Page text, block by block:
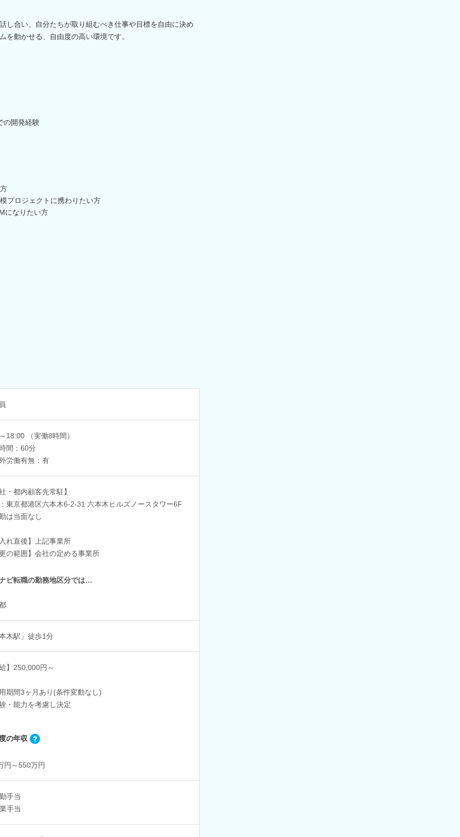
し合い、自分たちが取り組むべき仕事や目標を自由に決め
を動かせる、自由度の高い環境です。
の開発経験
プロジェクトに携わりたい方
になりたい方
18:00 （実働8時間）
間：60分
労働有無：有
・都内顧客先常駐】
東京都港区六本木6-2-31 六本木ヒルズノースタワー6F
は当面なし
れ直後】上記事業所
の範囲】会社の定める事業所
ビ転職の勤務地区分では…
木駅」徒歩1分
】250,000円～
期間3ヶ月あり(条件変動なし)
・能力を考慮し決定
の年収
円～550万円
手当
手当